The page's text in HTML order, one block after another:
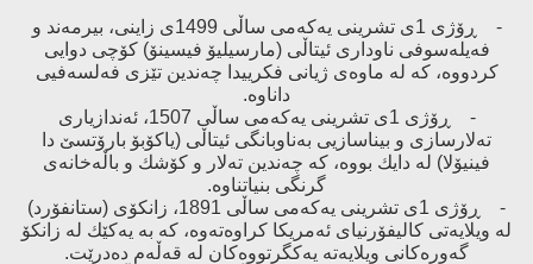
- ڕۆژی 1ی تشرینی یەكەمی ساڵی 1499ی زاینی، بیرمەند ‌و
فەیلەسوفی ناوداری ئیتاڵی (مارسیلیۆ فیسینۆ) كۆچی دوایی
كردووە، كە لە ماوەی ژیانی فكرییدا چەندین تێزی فەلسەفیی
داناوە.
- ڕۆژی 1ی تشرینی یەكەمی ساڵی 1507، ئەندازیاری
تەلارسازی ‌و بیناسازیی بەناوبانگی ئیتاڵی (یاكۆبۆ بارۆتسێ‌ دا
فینیۆلا) لە دایك بووە، كە چەندین تەلار ‌و كۆشك ‌و باڵەخانەی
گرنگی بنیاتناوە.
- ڕۆژی 1ی تشرینی یەكەمی ساڵی 1891، زانكۆی (ستانفۆرد)
لە ویلایەتی كالیفۆرنیای ئەمریكا كراوەتەوە، كە بە یەكێك لە زانكۆ
گەورەكانی ویلایەتە یەكگرتووەكان لە قەڵەم دەدرێت.